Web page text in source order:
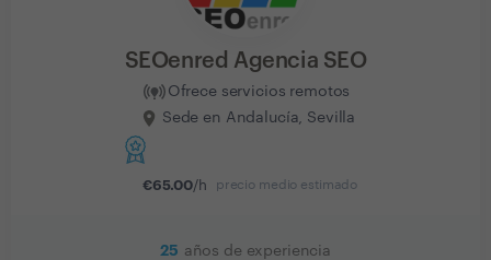
SEOenred Agencia SEO
Ofrece servicios remotos
Sede en Andalucía, Sevilla
€65.00/h precio medio estimado
25 años de experiencia